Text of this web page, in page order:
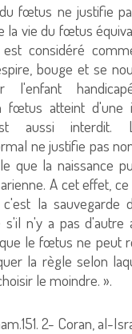
fœtus ne justifie
la vie du fœtus
considéré
bouge et se
l'enfant
fœtus atteint d'une
aussi interdit.
ne justifie pas
que la naissance
A cet effet,
c'est la
n'y a pas d'autre
le fœtus ne peut
la règle selon
le moindre. ».
2- Coran, al-